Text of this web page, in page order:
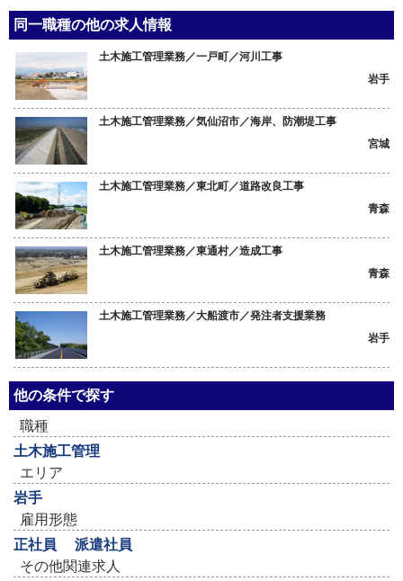
同一職種の他の求人情報
土木施工管理業務／一戸町／河川工事
岩手
土木施工管理業務／気仙沼市／海岸、防潮堤工事
宮城
土木施工管理業務／東北町／道路改良工事
青森
土木施工管理業務／東通村／造成工事
青森
土木施工管理業務／大船渡市／発注者支援業務
岩手
他の条件で探す
職種
土木施工管理
エリア
岩手
雇用形態
正社員
派遣社員
その他関連求人